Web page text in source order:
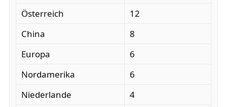
Österreich
12
China
8
Europa
6
Nordamerika
6
Niederlande
4